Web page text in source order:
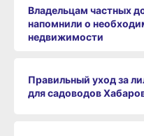
Владельцам частных
напомнили о
недвижимости
Правильный уход за
для садоводов